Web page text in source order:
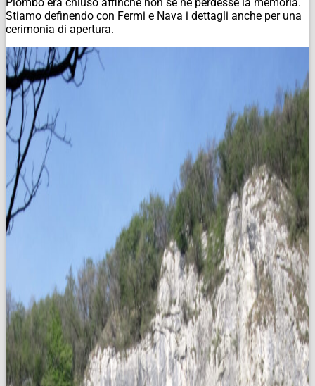
Stiamo definendo con Fermi e Nava i dettagli anche per una
cerimonia di apertura.